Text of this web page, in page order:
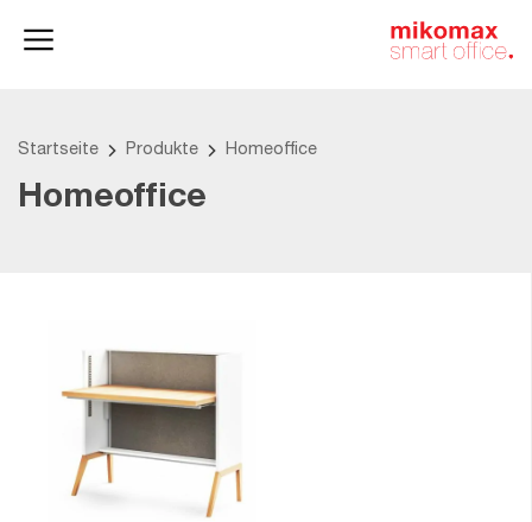
Startseite Produkte Homeoffice
Homeoffice